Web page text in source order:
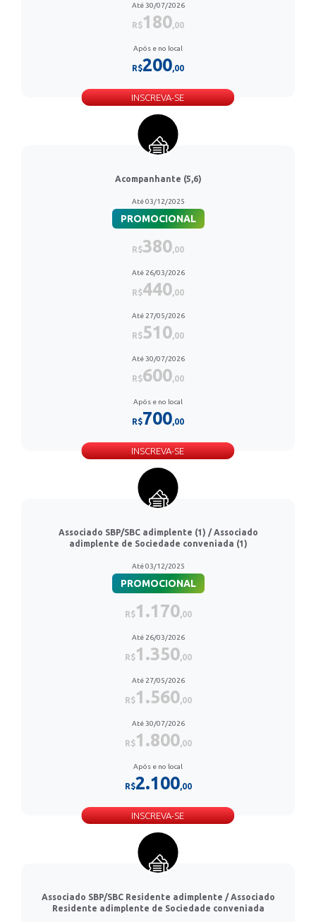
Até 30/07/2026
R$180,00
Após e no local
R$200,00
INSCREVA-SE
Acompanhante (5,6)
Até 03/12/2025
PROMOCIONAL
R$380,00
Até 26/03/2026
R$440,00
Até 27/05/2026
R$510,00
Até 30/07/2026
R$600,00
Após e no local
R$700,00
INSCREVA-SE
Associado SBP/SBC adimplente (1) / Associado
adimplente de Sociedade conveniada (1)
Até 03/12/2025
PROMOCIONAL
R$1.170,00
Até 26/03/2026
R$1.350,00
Até 27/05/2026
R$1.560,00
Até 30/07/2026
R$1.800,00
Após e no local
R$2.100,00
INSCREVA-SE
Associado SBP/SBC Residente adimplente / Associado
Residente adimplente de Sociedade conveniada